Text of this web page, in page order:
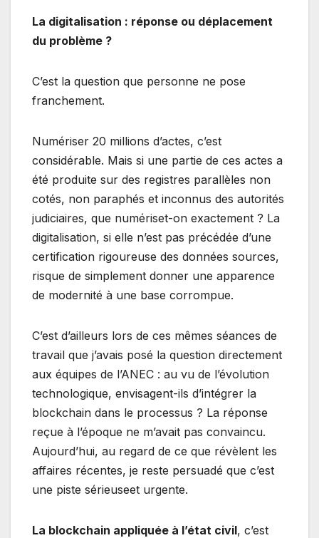
La digitalisation : réponse ou déplacement
du problème ?
C’est la question que personne ne pose
franchement.
Numériser 20 millions d’actes, c’est
considérable. Mais si une partie de ces actes a
été produite sur des registres parallèles non
cotés, non paraphés et inconnus des autorités
judiciaires, que numériset-on exactement ? La
digitalisation, si elle n’est pas précédée d’une
certification rigoureuse des données sources,
risque de simplement donner une apparence
de modernité à une base corrompue.
C’est d’ailleurs lors de ces mêmes séances de
travail que j’avais posé la question directement
aux équipes de l’ANEC : au vu de l’évolution
technologique, envisagent-ils d’intégrer la
blockchain dans le processus ? La réponse
reçue à l’époque ne m’avait pas convaincu.
Aujourd’hui, au regard de ce que révèlent les
affaires récentes, je reste persuadé que c’est
une piste sérieuseet urgente.
La blockchain appliquée à l’état civil, c’est